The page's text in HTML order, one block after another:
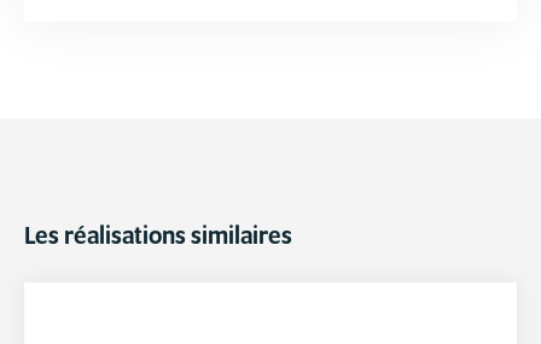
Les réalisations similaires